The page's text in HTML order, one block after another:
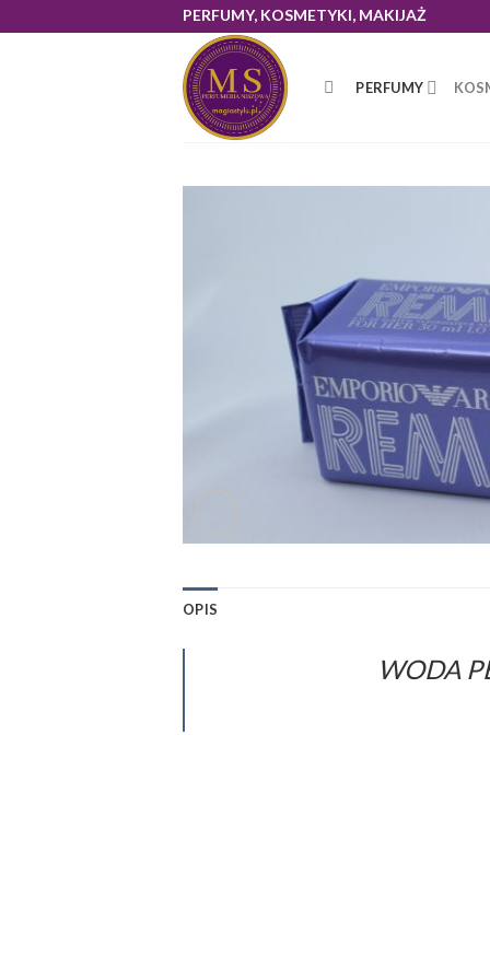
to
PERFUMY, KOSMETYKI, MAKIJAŻ
PERFUMY
OPIS
WODA